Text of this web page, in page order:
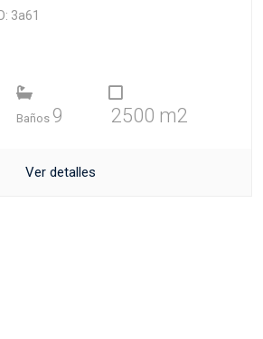
3a61
Baños 9 2500 m2
Ver detalles